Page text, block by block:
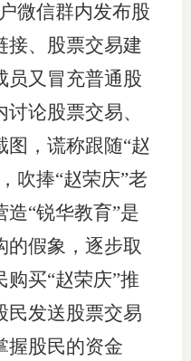
微信群内发布股
接、股票交易建
员又冒充普通股
论股票交易、
图，谎称跟随“赵
吹捧“赵荣庆”老
“锐华教育”是
的假象，逐步取
买“赵荣庆”推
民发送股票交易
握股民的资金